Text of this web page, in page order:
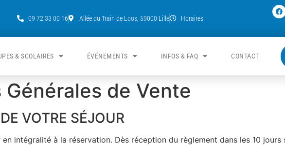
09 72 33 00 16 Allée du Train de Loos, 59000 Lille Horaires
& SCOLAIRES ÉVÉNEMENTS INFOS & FAQ CONTACT
de Vente
VOTRE SÉJOUR
intégralité à la réservation. Dès réception du règlement dans les 10